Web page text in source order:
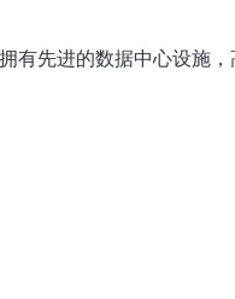
先进的数据中心设施